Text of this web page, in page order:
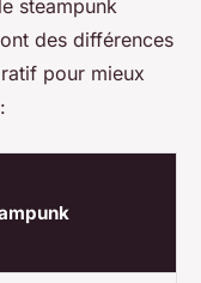
steampunk
des différences
pour mieux